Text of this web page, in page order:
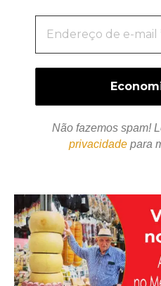
Não fazemos spam!
privacidade para